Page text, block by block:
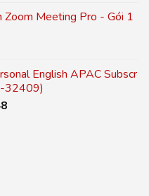
Zoom Meeting Pro - Gói 1
English APAC Subscr
32409)